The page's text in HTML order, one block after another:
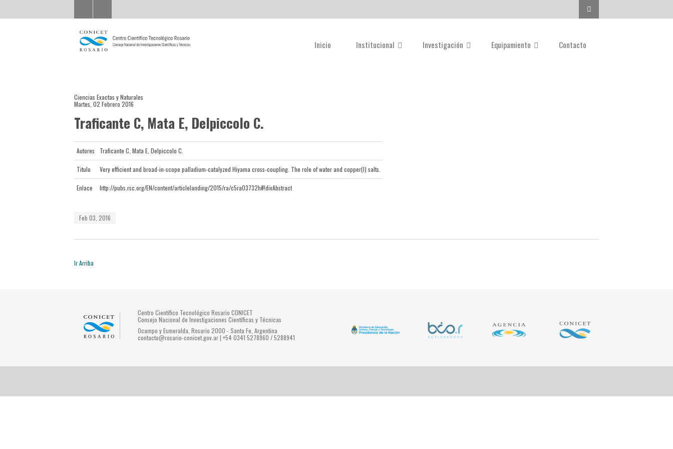
Inicio Institucional Investigación Equipamiento Contacto
Ciencias Exactas y Naturales
Martes, 02 Febrero 2016
Traficante C, Mata E, Delpiccolo C.
Autores Traficante C, Mata E, Delpiccolo C.
Titulo Very efficient and broad-in-scope palladium-catalyzed Hiyama cross-coupling. The role of water and copper(I) salts.
Enlace http://pubs.rsc.org/EN/content/articlelanding/2015/ra/c5ra03732h#!divAbstract
Feb 03, 2016
Ir Arriba
Centro Científico Tecnológico Rosario CONICET
Consejo Nacional de Investigaciones Científicas y Técnicas
Ocampo y Esmeralda, Rosario 2000 - Santa Fe, Argentina
contacto@rosario-conicet.gov.ar | +54 0341 5278960 / 5288941